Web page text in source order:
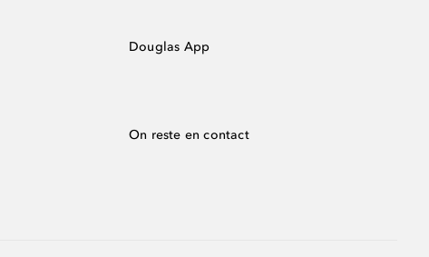
Douglas App
On reste en contact